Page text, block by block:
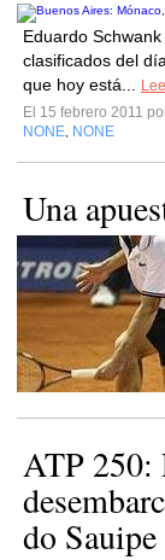
Eduardo
clasificados del
que hoy está...
El 15 febrero 2011
NONE NONE
Una
ATP 250:
do Sauipe